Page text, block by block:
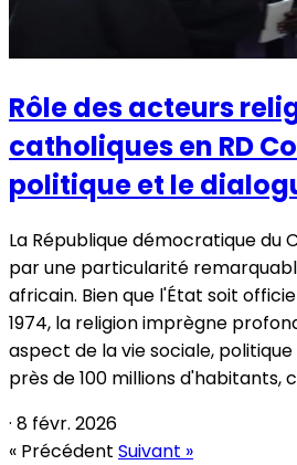
Rôle des acteurs
catholiques en RD
politique et le
La République démocratique du
par une particularité
africain. Bien que l'État soit
1974, la religion imprègne
aspect de la vie sociale,
près de 100 millions d'habitants,
· 8 févr. 2026
« Précédent Suivant »